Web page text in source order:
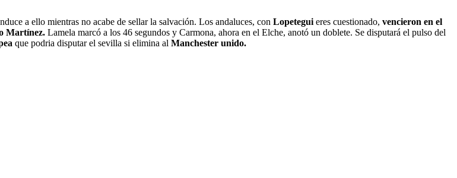
a ello mientras no acabe de sellar la salvación. Los andaluces, con Lopetegui eres cuestionado, vencieron en el
Martínez. Lamela marcó a los 46 segundos y Carmona, ahora en el Elche, anotó un doblete. Se disputará el pulso del
que podria disputar el sevilla si elimina al Manchester unido.